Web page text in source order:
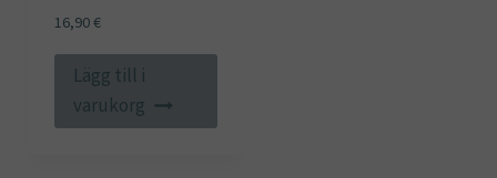
16,90€
Lägg till i
varukorg